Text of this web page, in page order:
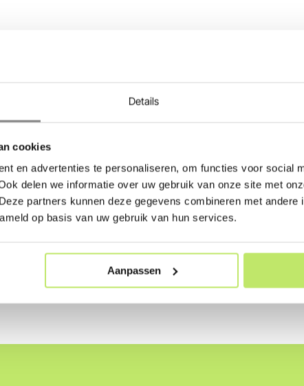
Details
cookies
en advertenties te personaliseren, om functies voor social
delen we informatie over uw gebruik van onze site met
partners kunnen deze gegevens combineren met andere
op basis van uw gebruik van hun services.
Aanpassen
een boom of andere tuinobjecten.
je eenvoudig en veilig via de webshop. Voeg de
uur, dan verzenden wij het direct. Je kiest ook zelf je eigen
R2 combineer je in stijl met deLightpro Nilus
thuisbezorgd Persoonlijk advies